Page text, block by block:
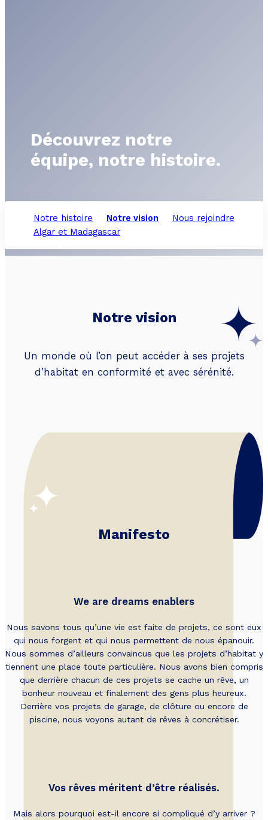
Découvrez notre
équipe, notre histoire.
Notre histoire Notre vision
Nous rejoindre
Algar et Madagascar
Notre vision
Un monde où l’on peut accéder à ses projets
d’habitat en conformité et avec sérénité.
Manifesto
We are dreams enablers
Nous savons tous qu’une vie est faite de projets, ce sont eux
qui nous forgent et qui nous permettent de nous épanouir.
Nous sommes d’ailleurs convaincus que les projets d’habitat y
tiennent une place toute particulière. Nous avons bien compris
que derrière chacun de ces projets se cache un rêve, un
bonheur nouveau et finalement des gens plus heureux.
Derrière vos projets de garage, de clôture ou encore de
piscine, nous voyons autant de rêves à concrétiser.
Vos rêves méritent d’être réalisés.
Mais alors pourquoi est-il encore si compliqué d’y arriver ?